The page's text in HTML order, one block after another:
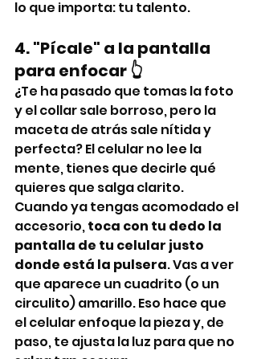
lo que importa: tu talento.
4. "Pícale" a la pantalla
para enfocar 👆
¿Te ha pasado que tomas la foto
y el collar sale borroso, pero la
maceta de atrás sale nítida y
perfecta? El celular no lee la
mente, tienes que decirle qué
quieres que salga clarito.
Cuando ya tengas acomodado el
accesorio, toca con tu dedo la
pantalla de tu celular justo
donde está la pulsera. Vas a ver
que aparece un cuadrito (o un
circulito) amarillo. Eso hace que
el celular enfoque la pieza y, de
paso, te ajusta la luz para que no